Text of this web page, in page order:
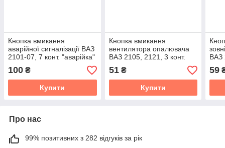
Кнопка вмикання
аварійної сигналізації ВАЗ
2101-07, 7 конт. "аварійка"
100 ₴
Купити
Кнопка вмикання
вентилятора опалювача
ВАЗ 2105, 2121, 3 конт.
51₴
Купити
ВАЗ
59
Про нас
99% позитивних з 282 відгуків за рік